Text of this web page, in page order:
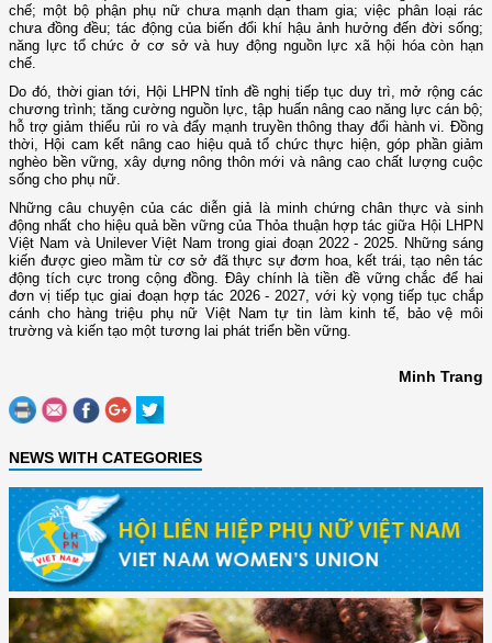
chế; một bộ phận phụ nữ chưa mạnh dạn tham gia; việc phân loại rác
chưa đồng đều; tác động của biến đổi khí hậu ảnh hưởng đến đời sống;
năng lực tổ chức ở cơ sở và huy động nguồn lực xã hội hóa còn hạn
chế.
Do đó, thời gian tới, Hội LHPN tỉnh đề nghị tiếp tục duy trì, mở rộng các
chương trình; tăng cường nguồn lực, tập huấn nâng cao năng lực cán bộ;
hỗ trợ giảm thiểu rủi ro và đẩy mạnh truyền thông thay đổi hành vi. Đồng
thời, Hội cam kết nâng cao hiệu quả tổ chức thực hiện, góp phần giảm
nghèo bền vững, xây dựng nông thôn mới và nâng cao chất lượng cuộc
sống cho phụ nữ.
Những câu chuyện của các diễn giả là minh chứng chân thực và sinh
động nhất cho hiệu quả bền vững của Thỏa thuận hợp tác giữa Hội LHPN
Việt Nam và Unilever Việt Nam trong giai đoạn 2022 - 2025. Những sáng
kiến được gieo mầm từ cơ sở đã thực sự đơm hoa, kết trái, tạo nên tác
động tích cực trong cộng đồng. Đây chính là tiền đề vững chắc để hai
đơn vị tiếp tục giai đoạn hợp tác 2026 - 2027, với kỳ vọng tiếp tục chắp
cánh cho hàng triệu phụ nữ Việt Nam tự tin làm kinh tế, bảo vệ môi
trường và kiến tạo một tương lai phát triển bền vững.
Minh Trang
NEWS WITH CATEGORIES